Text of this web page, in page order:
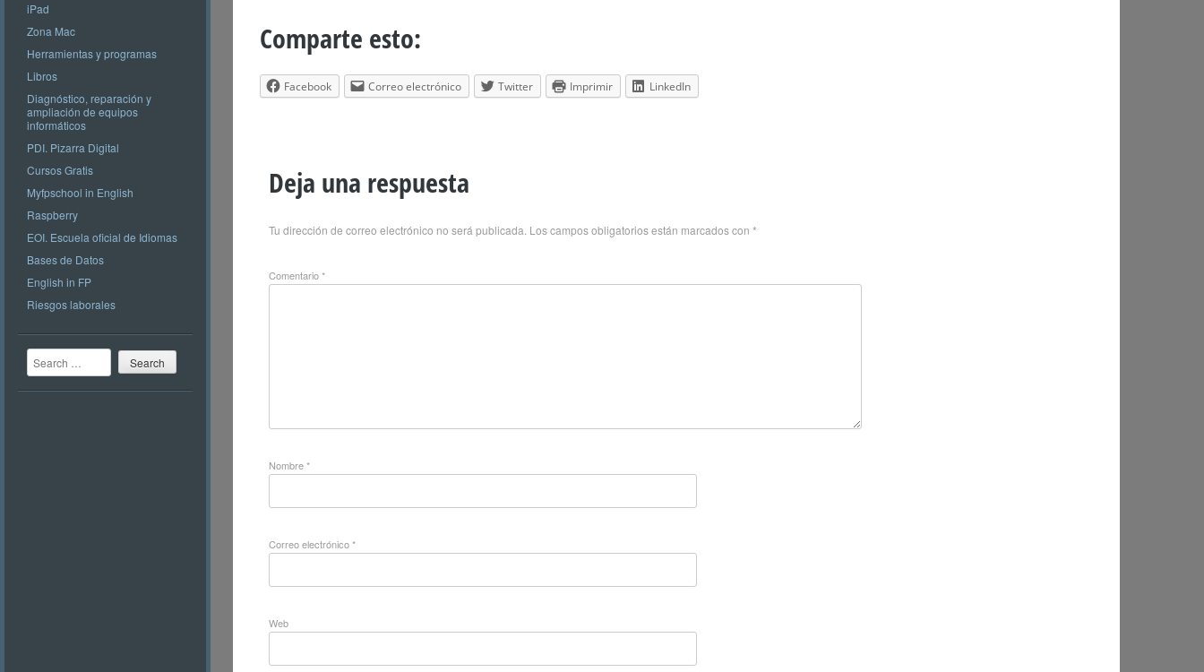
iPad
Zona Mac
Herramientas y programas
Libros
Diagnóstico, reparación y
ampliación de equipos
informáticos
PDI. Pizarra Digital
Cursos Gratis
Myfpschool in English
Raspberry
EOI. Escuela oficial de Idiomas
Bases de Datos
English in FP
Riesgos laborales
Search
Comparte esto:
Facebook Correo electrónico Twitter Imprimir LinkedIn
Deja una respuesta
Tu dirección de correo electrónico no será publicada. Los campos obligatorios están marcados con *
Comentario*
Nombre*
Correo electrónico*
Web